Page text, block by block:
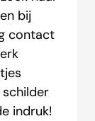
bij
contact
indruk!